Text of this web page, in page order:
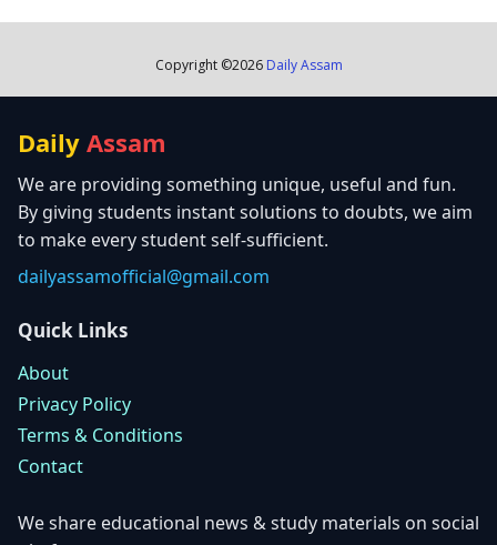
Copyright ©2026 Daily Assam
Daily Assam
We are providing something unique, useful and fun.
By giving students instant solutions to doubts, we aim
to make every student self-sufficient.
dailyassamofficial@gmail.com
Quick Links
About
Privacy Policy
Terms & Conditions
Contact
We share educational news & study materials on social